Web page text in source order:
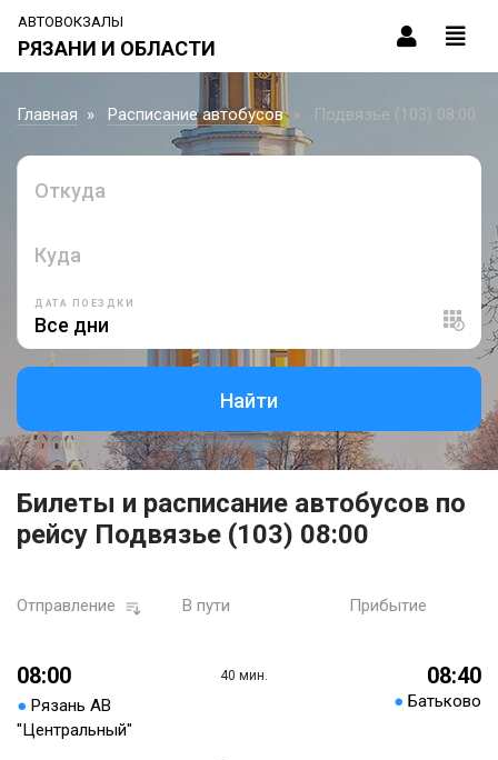
АВТОВОКЗАЛЫ
РЯЗАНИ И ОБЛАСТИ
Главная Расписание автобусов Подвязье (103) 08:00
Откуда
Куда
ДАТА ПОЕЗДКИ
Найти
Билеты и расписание автобусов по
рейсу Подвязье (103) 08:00
Отправление В пути Прибытие
08:00
● Рязань АВ
"Центральный"
40 мин. 08:40
● Батьково